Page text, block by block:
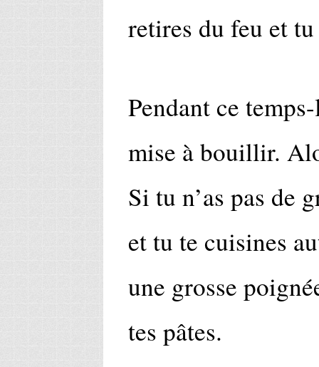
retires du feu et
Pendant ce
mise à bouillir.
Si tu n’as pas de
et tu te cuisines
une grosse
tes pâtes.